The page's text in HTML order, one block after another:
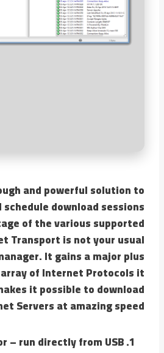
and powerful solution to
schedule download sessions
of the various supported
Transport is not your usual
It gains a major plus
of Internet Protocols it
it possible to download
Servers at amazing speed.
– run directly from USB